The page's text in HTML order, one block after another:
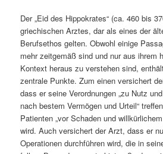
Der „Eid des Hippokrates“ (ca. 460 bis
griechischen Arztes, dar als eines der
Berufsethos gelten. Obwohl einige
mehr zeitgemäß sind und nur aus ihrem
Kontext heraus zu verstehen sind,
zentrale Punkte. Zum einen versichert
dass er seine Verordnungen „zu Nutz
nach bestem Vermögen und Urteil“
Patienten „vor Schaden und
wird. Auch versichert der Arzt, dass er
Operationen durchführen wird, die in